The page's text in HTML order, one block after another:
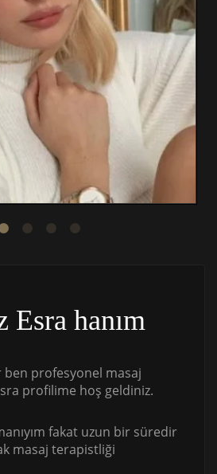
Esra hanım
ben profesyonel masaj
profilime hoş geldiniz.
fakat uzun bir süredir
masaj terapistliği